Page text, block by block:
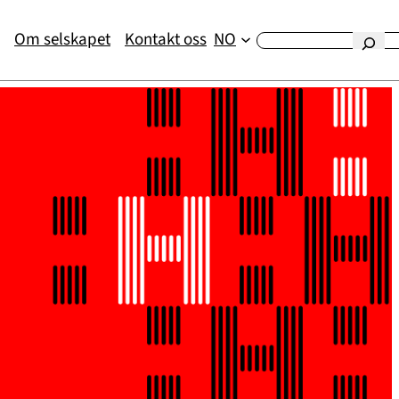
Om selskapet Kontakt oss NO Etsi